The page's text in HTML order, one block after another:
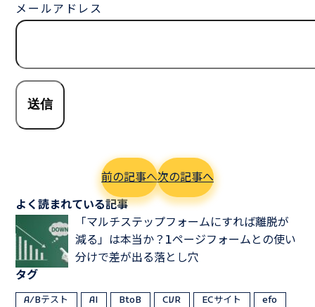
メールアドレス
前の記事へ次の記事へ
よく読まれている記事
「マルチステップフォームにすれば離脱が
減る」は本当か？1ページフォームとの使い
分けで差が出る落とし穴
タグ
A/Bテスト AI BtoB CVR ECサイト
efo